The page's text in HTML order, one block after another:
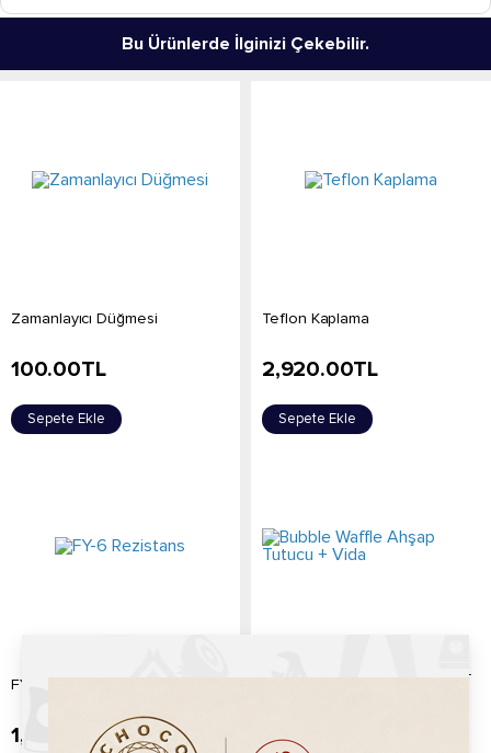
Bu Ürünlerde İlginizi Çekebilir.
Zamanlayıcı Düğmesi
100.00TL
Sepete Ekle
Teflon Kaplama
2,920.00TL
Sepete Ekle
FY-6 Rezistans
1,925.00TL
Bubble Waffle Ahşap Tutucu +
175.00